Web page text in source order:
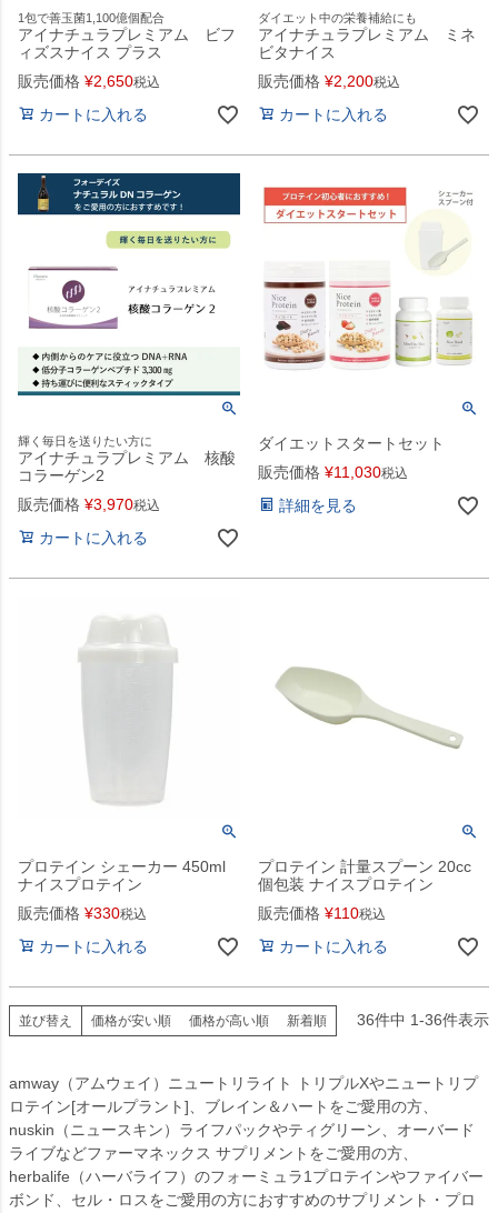
1包で善玉菌1,100億個配合
アイナチュラプレミアム ビフ
ィズスナイス プラス
販売価格 ¥2,650税込
カートに入れる
ダイエット中の栄養補給にも
アイナチュラプレミアム ミネ
ビタナイス
販売価格 ¥2,200税込
カートに入れる
輝く毎日を送りたい方に
アイナチュラプレミアム 核酸
コラーゲン2
販売価格 ¥3,970税込
カートに入れる
ダイエットスタートセット
販売価格 ¥11,030税込
詳細を見る
プロテイン シェーカー 450ml
ナイスプロテイン
販売価格 ¥330税込
カートに入れる
プロテイン 計量スプーン 20cc
個包装 ナイスプロテイン
販売価格 ¥110税込
カートに入れる
並び替え 価格が安い順 価格が高い順 新着順 36件中 1-36件表示
amway（アムウェイ）ニュートリライト トリプルXやニュートリプ
ロテイン[オールプラント]、ブレイン＆ハートをご愛用の方、
nuskin（ニュースキン）ライフパックやティグリーン、オーバード
ライブなどファーマネックス サプリメントをご愛用の方、
herbalife（ハーバライフ）のフォーミュラ1プロテインやファイバー
ボンド、セル・ロスをご愛用の方におすすめのサプリメント・プロ